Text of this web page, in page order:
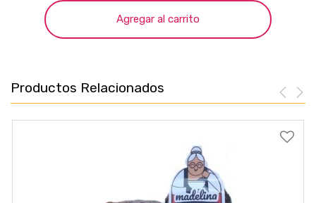
Agregar al carrito
Productos Relacionados